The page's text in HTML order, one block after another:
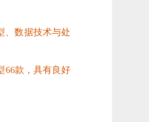
、数据技术与处
款， 具有良好